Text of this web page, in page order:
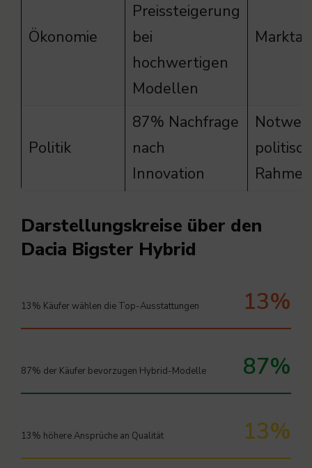
Ökonomie
Preissteigerung
bei
hochwertigen
Modellen
Politik
87% Nachfrage
nach
Innovation
Darstellungskreise über den
Dacia Bigster Hybrid
13% Käufer wählen die Top-Ausstattungen 13%
87% der Käufer bevorzugen Hybrid-Modelle 87%
13% höhere Ansprüche an Qualität 13%